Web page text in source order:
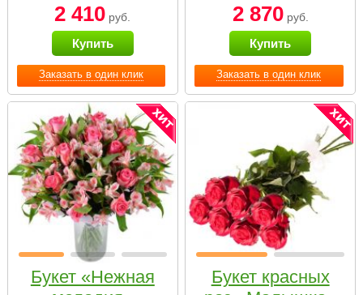
Заказать в один клик
2 410 руб.
Купить
Заказать в один клик
2 870руб.
Купить
Букет «Нежная
Букет красных